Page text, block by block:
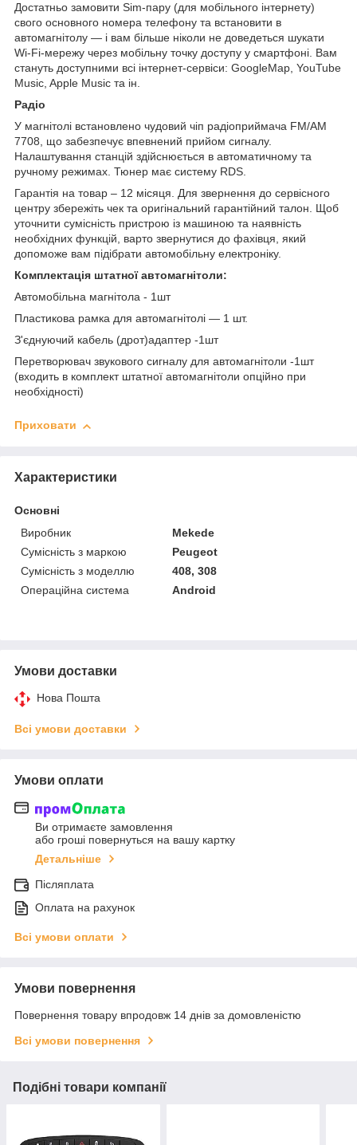
Достатньо замовити Sim-пару (для мобільного інтернету)
свого основного номера телефону та встановити в
автомагнітолу — і вам більше ніколи не доведеться шукати
Wi-Fi-мережу через мобільну точку доступу у смартфоні. Вам
стануть доступними всі інтернет-сервіси: GoogleMap, YouTube
Music, Apple Music та ін.
Радіо
У магнітолі встановлено чудовий чіп радіоприймача FM/AM
7708, що забезпечує впевнений прийом сигналу.
Налаштування станцій здійснюється в автоматичному та
ручному режимах. Тюнер має систему RDS.
Гарантія на товар – 12 місяця. Для звернення до сервісного
центру збережіть чек та оригінальний гарантійний талон. Щоб
уточнити сумісність пристрою із машиною та наявність
необхідних функцій, варто звернутися до фахівця, який
допоможе вам підібрати автомобільну електроніку.
Комплектація штатної автомагнітоли:
Автомобільна магнітола - 1шт
Пластикова рамка для автомагнітолі — 1 шт.
З'єднуючий кабель (дрот)адаптер -1шт
Перетворювач звукового сигналу для автомагнітоли -1шт
(входить в комплект штатної автомагнітоли опційно при
необхідності)
Приховати
Характеристики
Основні
Виробник
Mekede
Сумісність з маркою
Peugeot
Сумісність з моделлю
408, 308
Операційна система
Android
Умови доставки
Нова Пошта
Всі умови доставки
Умови оплати
Ви отримаєте замовлення
або гроші повернуться на вашу картку
Детальніше
Післяплата
Оплата на рахунок
Всі умови оплати
Умови повернення
Повернення товару впродовж 14 днів за домовленістю
Всі умови повернення
Подібні товари компанії